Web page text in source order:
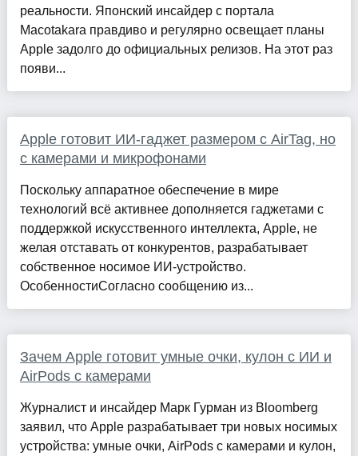
реальности. Японский инсайдер с портала
Macotakara правдиво и регулярно освещает планы
Apple задолго до официальных релизов. На этот раз
появи...
Apple готовит ИИ-гаджет размером с AirTag, но
с камерами и микрофонами
Поскольку аппаратное обеспечение в мире
технологий всё активнее дополняется гаджетами с
поддержкой искусственного интеллекта, Apple, не
желая отставать от конкурентов, разрабатывает
собственное носимое ИИ-устройство.
ОсобенностиСогласно сообщению из...
Зачем Apple готовит умные очки, кулон с ИИ и
AirPods с камерами
Журналист и инсайдер Марк Гурман из Bloomberg
заявил, что Apple разрабатывает три новых носимых
устройства: умные очки, AirPods с камерами и кулон,